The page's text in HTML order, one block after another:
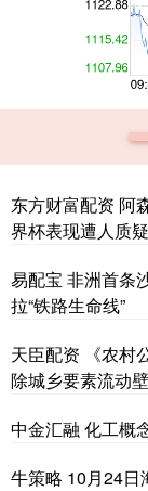
东方财富配资 阿
界杯表现遭人质疑
易配宝 非洲首条
拉“铁路生命线”
天臣配资 《农村
除城乡要素流动
中金汇融 化工概
牛策略 10月24日